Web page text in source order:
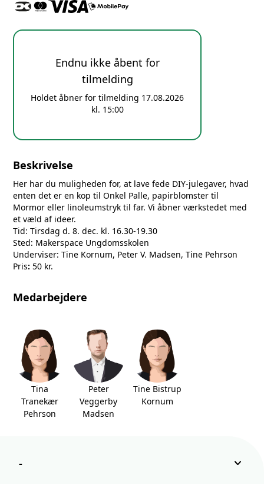
Endnu ikke åbent for
tilmelding
Holdet åbner for tilmelding 17.08.2026
kl. 15:00
Beskrivelse
Her har du muligheden for, at lave fede DIY-julegaver, hvad
enten det er en kop til Onkel Palle, papirblomster til
Mormor eller linoleumstryk til far. Vi åbner værkstedet med
et væld af ideer.
Tid: Tirsdag d. 8. dec. kl. 16.30-19.30
Sted: Makerspace Ungdomsskolen
Underviser: Tine Kornum, Peter V. Madsen, Tine Pehrson
Pris: 50 kr.
Medarbejdere
Tina
Tranekær
Pehrson
Peter
Veggerby
Madsen
Tine Bistrup
Kornum
- keyboard_arrow_down